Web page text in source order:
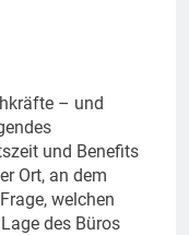
– und
und Benefits
Ort, an dem
welchen
des Büros